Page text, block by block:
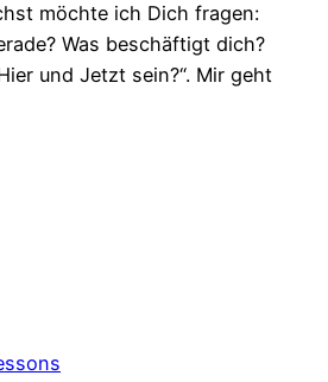
möchte ich Dich fragen:
Was beschäftigt dich?
und Jetzt sein?“. Mir geht